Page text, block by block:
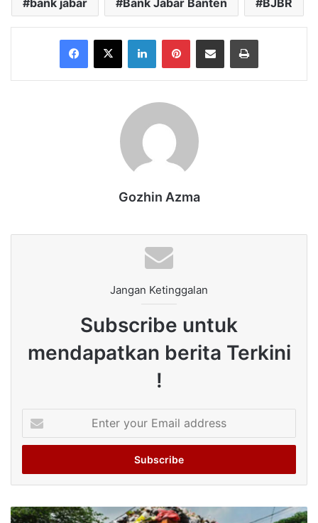
bank jabar Bank Jabar Banten BJBR
Facebook
X LinkedInPinterestShare via Email Print
Gozhin Azma
Jangan Ketinggalan
Subscribe untuk
mendapatkan berita Terkini
!
your
Email